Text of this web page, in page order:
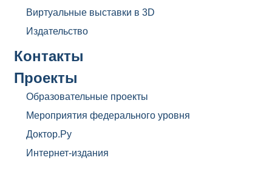
Виртуальные выставки в 3D
Издательство
Контакты
Проекты
Образовательные проекты
Мероприятия федерального уровня
Доктор.Ру
Интернет-издания